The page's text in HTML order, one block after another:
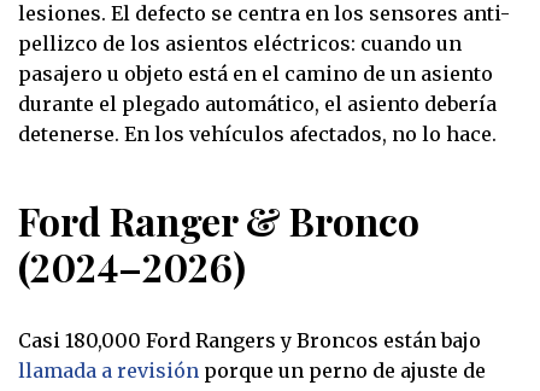
lesiones. El defecto se centra en los sensores anti-
pellizco de los asientos eléctricos: cuando un
pasajero u objeto está en el camino de un asiento
durante el plegado automático, el asiento debería
detenerse. En los vehículos afectados, no lo hace.
Ford Ranger & Bronco
(2024–2026)
Casi 180,000 Ford Rangers y Broncos están bajo
llamada a revisión porque un perno de ajuste de